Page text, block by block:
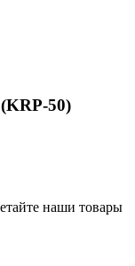
50)
наши товары